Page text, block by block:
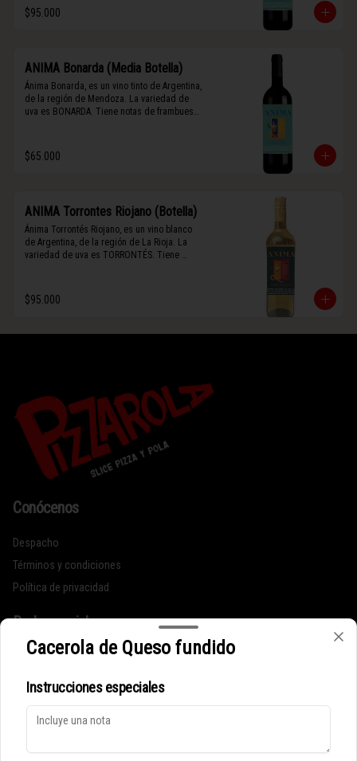
por barrica por 3 meses.
$95.000
ANIMA Bonarda (Media Botella)
Ánima Bonarda, es un vino tinto de Argentina,
de la región de Mendoza. La variedad de
uva es BONARDA. Tiene notas de frambuesa
por barrica por 3 meses.
$65.000
ANIMA Torrontes Riojano (Botella)
Ánima Torrontés Riojano, es un vino blanco
de Argentina, de la región de La Rioja. La
variedad de uva es TORRONTÉS. Tiene
$95.000
Conócenos
Despacho
Términos y condiciones
Política de privacidad
Redes sociales
Instagram
Mi cuenta
Iniciar sesión
Cacerola de Queso fundido
Instrucciones especiales